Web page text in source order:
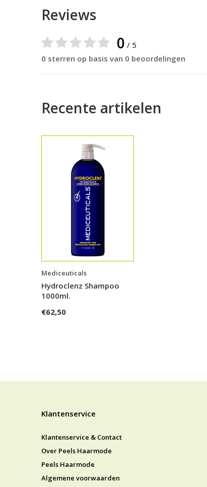
Reviews
0 / 5
0 sterren op basis van 0 beoordelingen
Recente artikelen
Mediceuticals
Hydroclenz Shampoo
1000ml.
€62,50
Klantenservice
Klantenservice & Contact
Over Peels Haarmode
Peels Haarmode
Algemene voorwaarden